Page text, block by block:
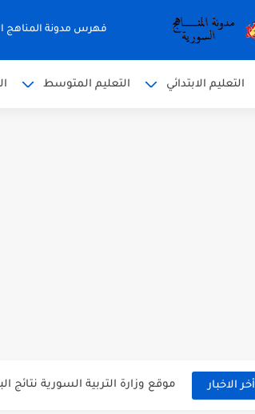
فهرس مدونة المناهج
التعليم الابتدائي التعليم المتوسط
أخر الاخبار موقع وزارة التربية السورية نتائج